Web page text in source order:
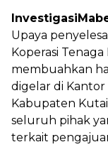
Upaya
Koperasi
membuahkan
digelar di Kantor
Kabupaten
seluruh pihak
terkait